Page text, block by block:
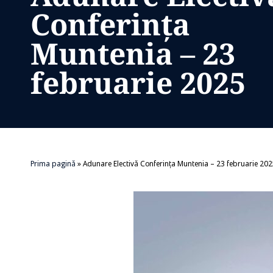
Conferința
Muntenia – 23
februarie 2025
Prima pagină »Adunare Electivă Conferința Muntenia – 23 februarie